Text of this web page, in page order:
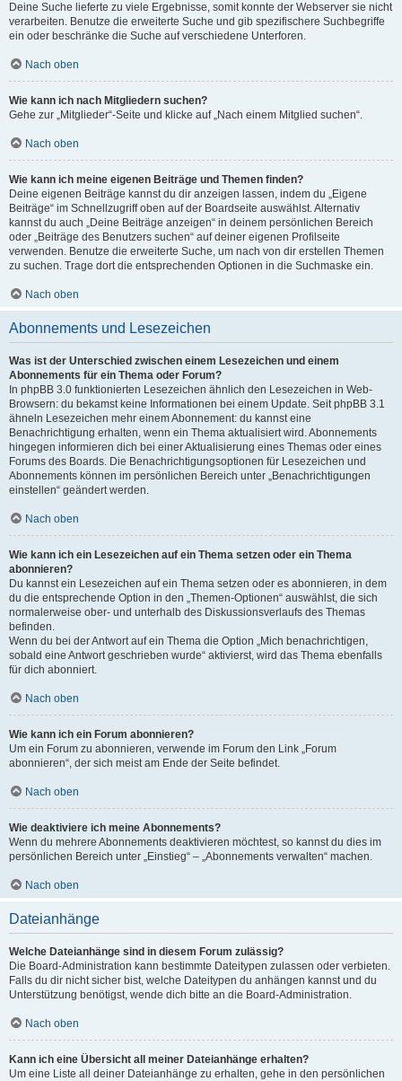
Deine Suche lieferte zu viele Ergebnisse, somit konnte der Webserver sie nicht
verarbeiten. Benutze die erweiterte Suche und gib spezifischere Suchbegriffe
ein oder beschränke die Suche auf verschiedene Unterforen.
Nach oben
Wie kann ich nach Mitgliedern suchen?
Gehe zur „Mitglieder“-Seite und klicke auf „Nach einem Mitglied suchen“.
Nach oben
Wie kann ich meine eigenen Beiträge und Themen finden?
Deine eigenen Beiträge kannst du dir anzeigen lassen, indem du „Eigene
Beiträge“ im Schnellzugriff oben auf der Boardseite auswählst. Alternativ
kannst du auch „Deine Beiträge anzeigen“ in deinem persönlichen Bereich
oder „Beiträge des Benutzers suchen“ auf deiner eigenen Profilseite
verwenden. Benutze die erweiterte Suche, um nach von dir erstellen Themen
zu suchen. Trage dort die entsprechenden Optionen in die Suchmaske ein.
Nach oben
Abonnements und Lesezeichen
Was ist der Unterschied zwischen einem Lesezeichen und einem
Abonnements für ein Thema oder Forum?
In phpBB 3.0 funktionierten Lesezeichen ähnlich den Lesezeichen in Web-
Browsern: du bekamst keine Informationen bei einem Update. Seit phpBB 3.1
ähneln Lesezeichen mehr einem Abonnement: du kannst eine
Benachrichtigung erhalten, wenn ein Thema aktualisiert wird. Abonnements
hingegen informieren dich bei einer Aktualisierung eines Themas oder eines
Forums des Boards. Die Benachrichtigungsoptionen für Lesezeichen und
Abonnements können im persönlichen Bereich unter „Benachrichtigungen
einstellen“ geändert werden.
Nach oben
Wie kann ich ein Lesezeichen auf ein Thema setzen oder ein Thema
abonnieren?
Du kannst ein Lesezeichen auf ein Thema setzen oder es abonnieren, in dem
du die entsprechende Option in den „Themen-Optionen“ auswählst, die sich
normalerweise ober- und unterhalb des Diskussionsverlaufs des Themas
befinden.
Wenn du bei der Antwort auf ein Thema die Option „Mich benachrichtigen,
sobald eine Antwort geschrieben wurde“ aktivierst, wird das Thema ebenfalls
für dich abonniert.
Nach oben
Wie kann ich ein Forum abonnieren?
Um ein Forum zu abonnieren, verwende im Forum den Link „Forum
abonnieren“, der sich meist am Ende der Seite befindet.
Nach oben
Wie deaktiviere ich meine Abonnements?
Wenn du mehrere Abonnements deaktivieren möchtest, so kannst du dies im
persönlichen Bereich unter „Einstieg“ – „Abonnements verwalten“ machen.
Nach oben
Dateianhänge
Welche Dateianhänge sind in diesem Forum zulässig?
Die Board-Administration kann bestimmte Dateitypen zulassen oder verbieten.
Falls du dir nicht sicher bist, welche Dateitypen du anhängen kannst und du
Unterstützung benötigst, wende dich bitte an die Board-Administration.
Nach oben
Kann ich eine Übersicht all meiner Dateianhänge erhalten?
Um eine Liste all deiner Dateianhänge zu erhalten, gehe in den persönlichen